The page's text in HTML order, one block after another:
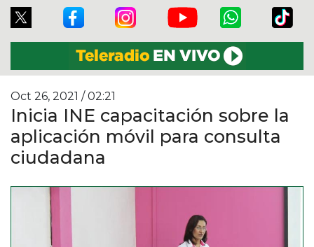
Oct 26, 2021 / 02:21
Inicia INE capacitación sobre la
aplicación móvil para consulta
ciudadana